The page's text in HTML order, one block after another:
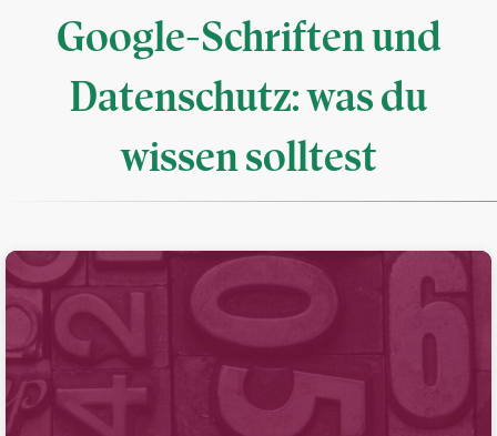
Google-Schriften und
Datenschutz: was du
wissen solltest